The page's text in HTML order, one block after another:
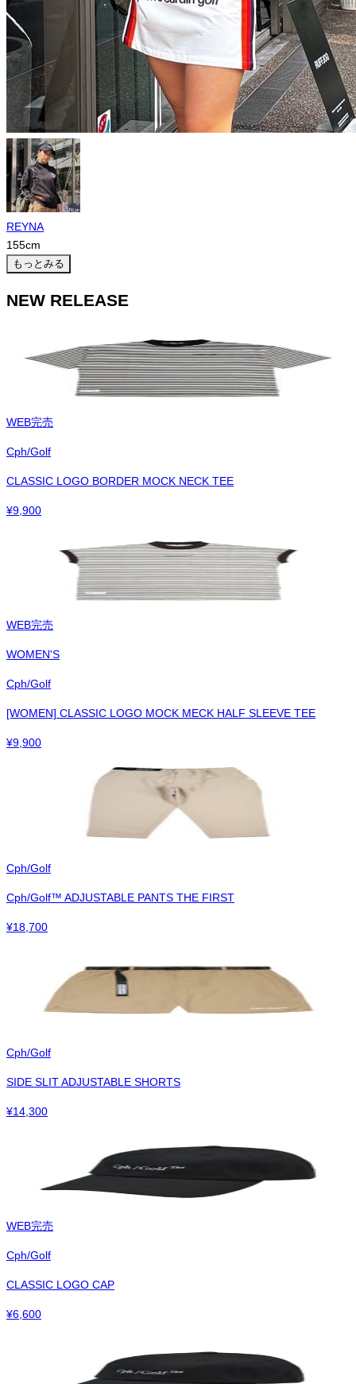
REYNA
155cm
もっとみる
NEW RELEASE
WEB完売
Cph/Golf
CLASSIC LOGO BORDER MOCK NECK TEE
¥9,900
WEB完売
WOMEN'S
Cph/Golf
[WOMEN] CLASSIC LOGO MOCK MECK HALF SLEEVE TEE
¥9,900
Cph/Golf
Cph/Golf™︎ ADJUSTABLE PANTS THE FIRST
¥18,700
Cph/Golf
SIDE SLIT ADJUSTABLE SHORTS
¥14,300
WEB完売
Cph/Golf
CLASSIC LOGO CAP
¥6,600